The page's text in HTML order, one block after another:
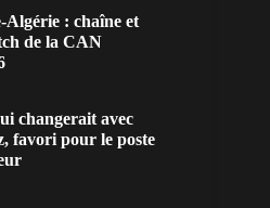
Algérie : chaîne et
de la CAN
changerait avec
favori pour le poste